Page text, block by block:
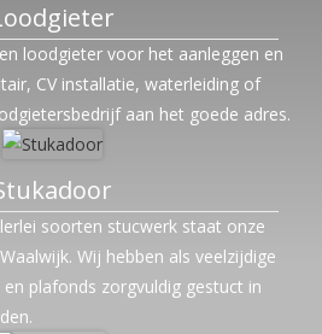
loodgieter voor het aanleggen en
CV installatie, waterleiding of
aan het goede adres.
soorten stucwerk staat onze
Wij hebben als veelzijdige
plafonds zorgvuldig gestuct in